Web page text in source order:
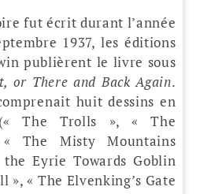
fut écrit durant l’année
1937, les éditions
publièrent le livre sous
or There and Back Again.
huit dessins en
The Trolls », « The
The Misty Mountains
Eyrie Towards Goblin
», « The Elvenking’s Gate